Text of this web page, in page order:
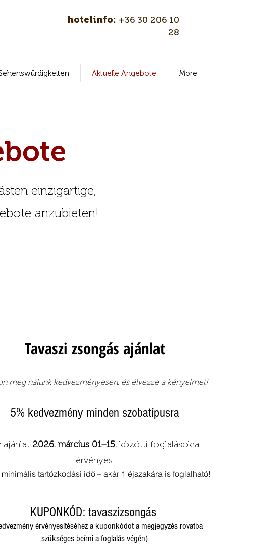
hotelinfo: +36 30 206 10
28
Aktuelle Angebote More
einzigartige,
anzubieten!
Tavaszi zsongás ajánlat
meg nálunk kedvezményesen, és élvezze a kényelmet!
5% kedvezmény minden szobatípusra
ajánlat 2026. március 01–15.közötti foglalásokra
érvényes.
tartózkodási idő – akár 1 éjszakára is foglalható!
KUPONKÓD: tavaszizsongás
érvényesítéséhez a kuponkódot a megjegyzés rovatba
szükséges beírni a foglalás végén)​